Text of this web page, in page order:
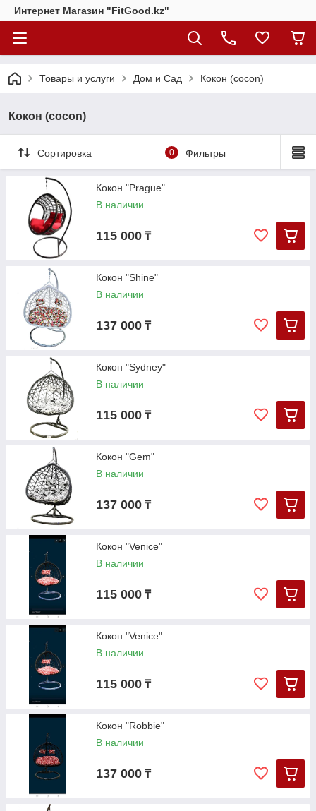
Интернет Магазин "FitGood.kz"
Товары и услуги Дом и Сад Кокон (cocon)
Кокон (cocon)
Сортировка 0 Фильтры
Кокон "Prague"
В наличии
115 000 ₸
Кокон "Shine"
В наличии
137 000 ₸
Кокон "Sydney"
В наличии
115 000 ₸
Кокон "Gem"
В наличии
137 000 ₸
Кокон "Venice"
В наличии
115 000 ₸
Кокон "Venice"
В наличии
115 000 ₸
Кокон "Robbie"
В наличии
137 000 ₸